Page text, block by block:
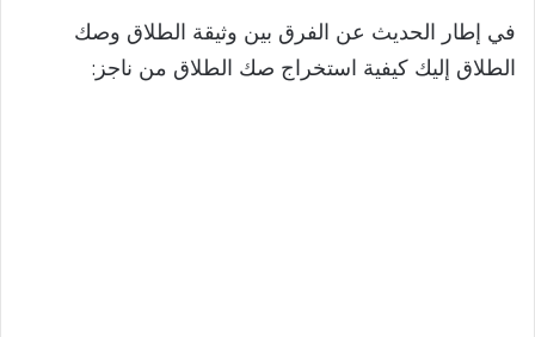
في إطار الحديث عن الفرق بين وثيقة الطلاق وصك
الطلاق إليك كيفية استخراج صك الطلاق من ناجز: